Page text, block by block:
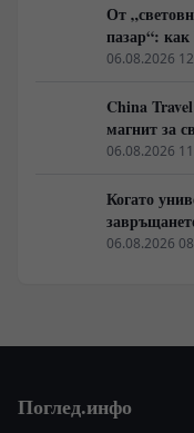
От
пазар“:
глобалното
06.08.2026
China
магнит за
06.08.2026
Когато
06.08.2026
Поглед.инфо